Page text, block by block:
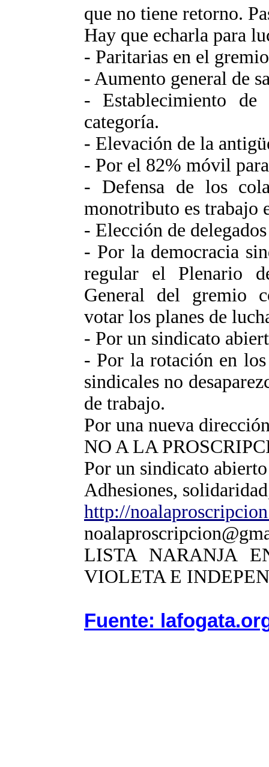
que no tiene retorno.
Hay que echarla para
- Paritarias en el
- Aumento general de
- Establecimiento de
categoría.
- Elevación de la
- Por el 82% móvil
- Defensa de los
monotributo es trabajo
- Elección de
- Por la democracia
regular el Plenario
General del gremio
votar los planes de
- Por un sindicato
- Por la rotación en
sindicales no
de trabajo.
Por una nueva
NO A LA
Por un sindicato
Adhesiones,
http://
LISTA NARANJA
VIOLETA E
Fuente: